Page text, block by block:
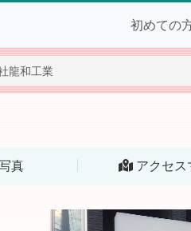
初めての
龍和工業
真 アクセス